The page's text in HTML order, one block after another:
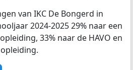
van IKC De Bongerd in
2024-2025 29% naar een
33% naar de HAVO en